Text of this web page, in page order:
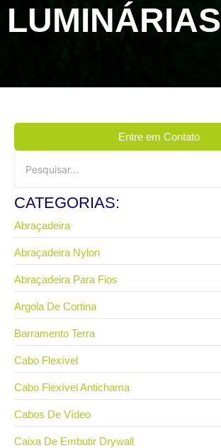
LUMINÁRIAS
Entre em Contato
CATEGORIAS:
Abraçadeira
Abraçadeira Nylon
Abraçadeira Para Fios
Argola De Cortina
Barramento Terra
Cabo Flexível
Cabo Flexível Antichama
Cabos De Vídeo
Caixa De Embutir Drywall